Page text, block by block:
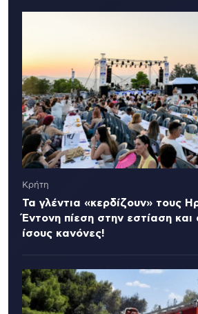
Κρήτη
Τα γλέντια «κερδίζουν» τους
Έντονη πίεση στην εστίαση και
ίσους κανόνες!